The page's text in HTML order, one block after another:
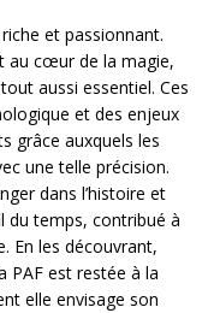
et passionnant.
au cœur de la magie,
aussi essentiel. Ces
et des enjeux
grâce auxquels les
une telle précision.
dans l’histoire et
du temps, contribué à
En les découvrant,
PAF est restée à la
elle envisage son